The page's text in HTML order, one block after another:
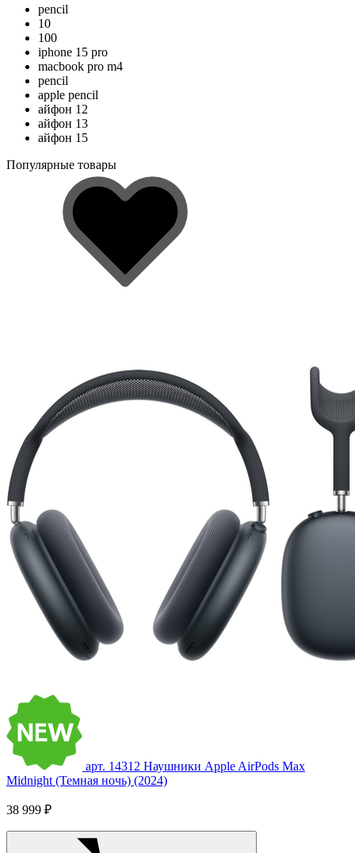
pencil
10
100
iphone 15 pro
macbook pro m4
pencil
apple pencil
айфон 12
айфон 13
айфон 15
Популярные товары
арт. 14312 Наушники Apple AirPods Max
Midnight (Темная ночь) (2024)
38 999 ₽